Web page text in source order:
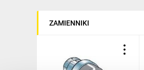
ZAMIENNIKI